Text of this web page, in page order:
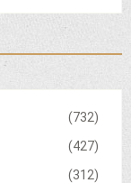
(732)
(427)
(312)